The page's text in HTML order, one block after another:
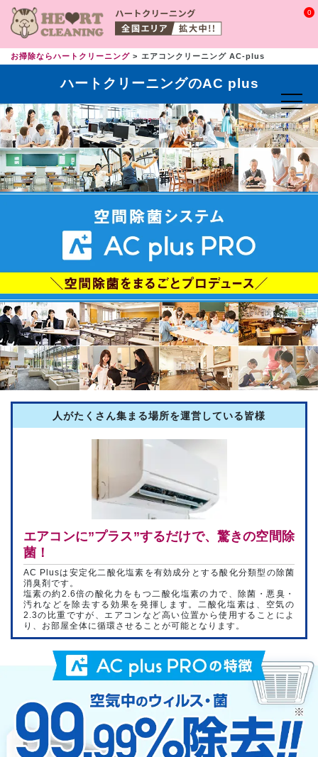
0
お掃除ならハートクリーニング エアコンクリーニング AC-plus
ハートクリーニングのAC plus
人がたくさん集まる場所を運営している皆様
エアコンに”プラス”するだけで、驚きの空間除
菌！
AC Plusは安定化二酸化塩素を有効成分とする酸化分類型の除菌
消臭剤です。
塩素の約2.6倍の酸化力をもつ二酸化塩素の力で、除菌・悪臭・
汚れなどを除去する効果を発揮します。二酸化塩素は、空気の
2.3の比重ですが、エアコンなど高い位置から使用することによ
り、お部屋全体に循環させることが可能となります。